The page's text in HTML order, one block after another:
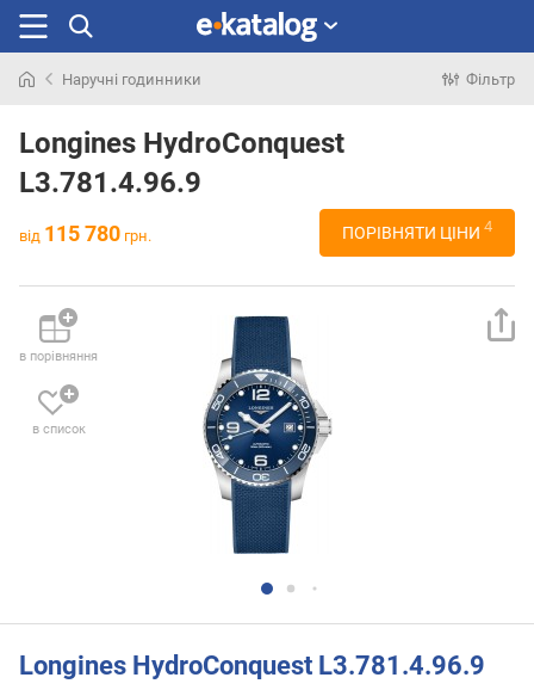
раніше
Наручні годинники Фільтр
Longines HydroConquest
L3.781.4.96.9
від 115 780 грн. ПОРІВНЯТИ ЦІНИ 4
в порівняння
в список
Longines HydroConquest L3.781.4.96.9